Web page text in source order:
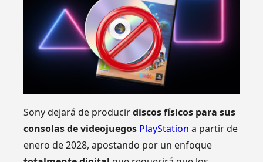
Sony dejará de producirdiscos físicos para sus
consolas de videojuegos PlayStation a partir de
enero de 2028, apostando por un enfoque